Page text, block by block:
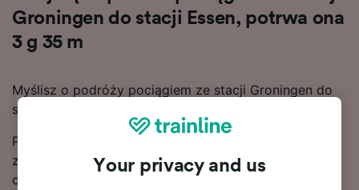
Groningen do stacji Essen, potrwa ona
3 g 35 m
Myślisz o podróży pociągiem ze stacji Groningen do
stacji Essen? Służymy pomocą.
Podróż pociągiem relacji Groningen – Essen trwa
zazwyczaj około 4 g 43 m. Jeśli jednak zależy Ci na
czasie, kursem przyspieszonym możesz dotrzeć do
Your privacy and us